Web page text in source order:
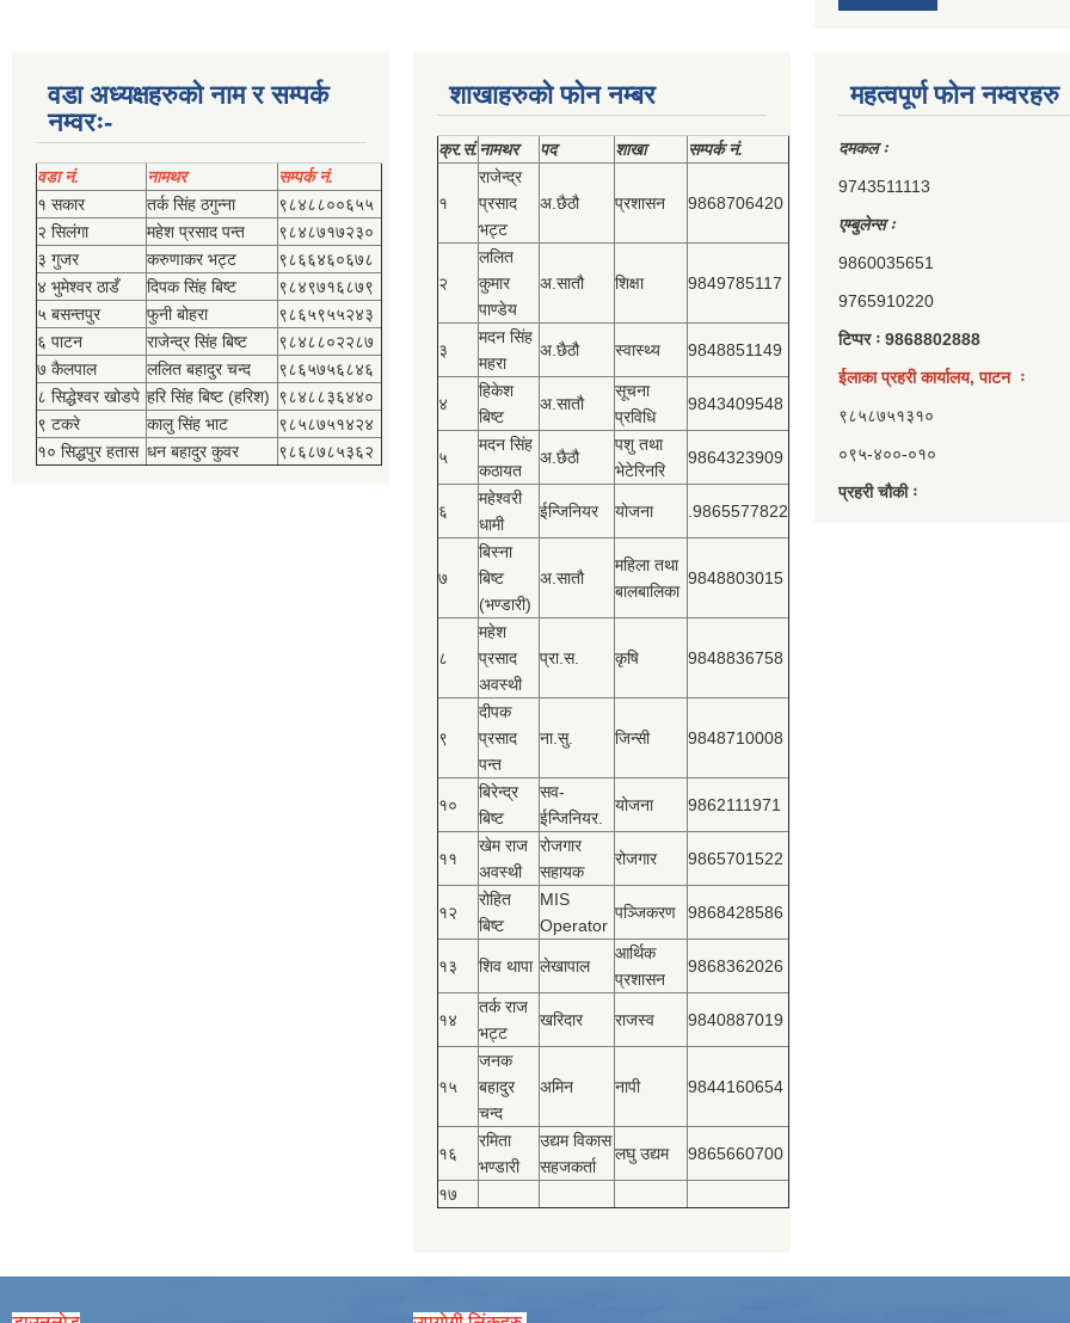
वडा अध्यक्षहरुको नाम र सम्पर्क
नम्वरः-
वडा नं. नामथर
सम्पर्क नं.
१ सकार
तर्क सिंह ठगुन्‍ना
९८४८८००६५५
२ सिलंगा
महेश प्रसाद पन्त
९८४८७१७२३०
३ गुजर
करुणाकर भट्ट
९८६६४६०६७८
४ भुमेश्‍वर ठाडँ
दिपक सिंह बिष्‍ट
९८४९७१६८७९
५ बसन्तपुर
फुनी बोहरा
९८६५९५५२४३
६ पाटन
राजेन्द्र सिंह बिष्‍ट
९८४८८०२२८७
७ कैलपाल
ललित बहादुर चन्द
९८६५७५६८४६
८ सिद्धेश्‍वर खोडपे हरि सिंह बिष्‍ट (हरिश) ९८४८८३६४४०
९ टकरे
कालु सिंह भाट
९८५८७५१४२४
१० सिद्धपुर हतास धन बहादुर कुवर ९८६८७८५३६२
शाखाहरुको फोन नम्बर
क्र.सं.नामथर पद शाखा सम्‍पर्क नं.
१
राजेन्द्र
प्रसाद
भट्ट
अ.छैठौ प्रशासन 9868706420
२
ललित
कुमार
पाण्डेय
अ.सातौ शिक्षा 9849785117
३
मदन सिंह
महरा
अ.छैठौ स्वास्थ्य 9848851149
४
हिकेश
बिष्‍ट
अ.सातौ
सूचना
प्रविधि
9843409548
५
मदन सिंह
कठायत
अ.छैठौ
पशु तथा
भेटेरिनरि
9864323909
६
महेश्‍वरी
धामी
ईन्जिनियर योजना .9865577822
७
बिस्‍ना
बिष्‍ट
(भण्डारी)
अ.सातौ
महिला तथा
बालबालिका
9848803015
८
महेश
प्रसाद
अवस्थी
प्रा.स. कृषि 9848836758
९
दीपक
प्रसाद
पन्त
ना.सु. जिन्सी 9848710008
१०
बिरेन्द्र
बिष्‍ट
सव-
ईन्जिनियर.
योजना 9862111971
११
खेम राज
अवस्थी
रोजगार
सहायक
रोजगार 9865701522
१२
रोहित
बिष्‍ट
MIS
Operator
पञ्‍जिकरण 9868428586
१३ शिव थापा लेखापाल
आर्थिक
प्रशासन
9868362026
१४
तर्क राज
भट्ट
खरिदार राजस्‍व 9840887019
१५
जनक
बहादुर
चन्द
अमिन नापी 9844160654
१६
रमिता
भण्डारी
उद्यम विकास
सहजकर्ता
लघु उद्यम 9865660700
१७
महत्वपूर्ण फोन नम्वरहरु
दमकल ः
9743511113
एम्बुलेन्स ः
9860035651
9765910220
टिप्पर ः 9868802888
ईलाका प्रहरी कार्यालय, पाटन ः
९८५८७५१३१०
०९५-४००-०१०
प्रहरी चौकी ः